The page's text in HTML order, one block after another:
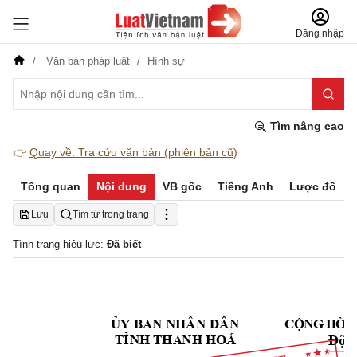
Đăng nhập
Văn bản pháp luật Hình sự
Tìm nâng cao
👉 Quay về: Tra cứu văn bản (phiên bản cũ)
Tổng quan Nội dung VB gốc Tiếng Anh Lược đồ
Lưu Tìm từ trong trang
Tình trạng hiệu lực: Đã biết
ỦY BAN NHÂN DÂN
TỈNH THANH HOÁ
CỘNGHÒ
Độ